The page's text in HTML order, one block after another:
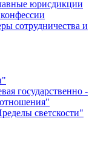
юрисдикции
сотрудничества и
государственно -
светскости"